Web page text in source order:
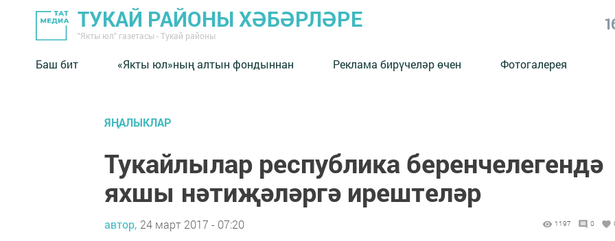
ТУКАЙ РАЙОНЫ ХӘБӘРЛӘРЕ
"Якты юл" газетасы - Тукай районы
Баш бит «Якты юл»ның алтын фондыннан Реклама бирүчеләр өчен Фотогалерея
ЯҢАЛЫКЛАР
Тукайлылар республика беренчелегендә
яхшы нәтиҗәләргә ирештеләр
автор, 24 март 2017 - 07:20 1197 0